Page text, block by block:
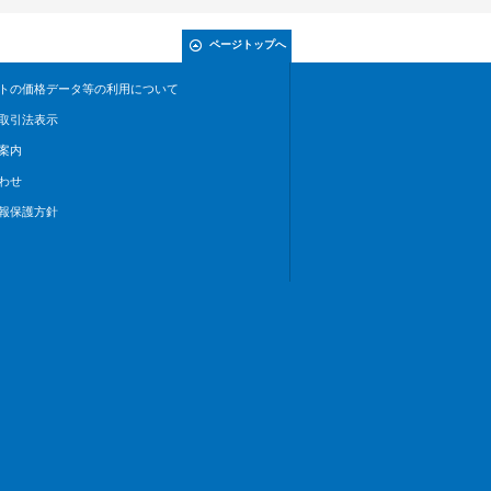
ページトップへ
の価格データ等の利用について
引法表示
内
せ
保護方針